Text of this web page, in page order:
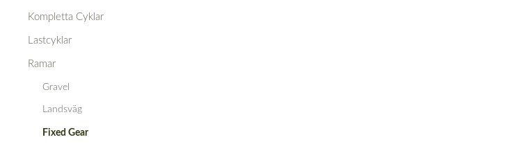
Kompletta Cyklar
Lastcyklar
Ramar
Gravel
Landsväg
Fixed Gear